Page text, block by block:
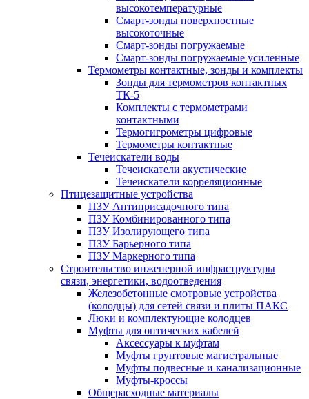
высокотемпературные
Смарт-зонды поверхностные
высокоточные
Смарт-зонды погружаемые
Смарт-зонды погружаемые усиленные
Термометры контактные, зонды и комплекты
Зонды для термометров контактных
ТК-5
Комплекты с термометрами
контактными
Термогигрометры цифровые
Термометры контактные
Течеискатели воды
Течеискатели акустические
Течеискатели корреляционные
Птицезащитные устройства
ПЗУ Антиприсадочного типа
ПЗУ Комбинированного типа
ПЗУ Изолирующего типа
ПЗУ Барьерного типа
ПЗУ Маркерного типа
Строительство инженерной инфраструктуры
связи, энергетики, водоотведения
Железобетонные смотровые устройства
(колодцы) для сетей связи и плиты ПАКС
Люки и комплектующие колодцев
Муфты для оптических кабелей
Аксессуары к муфтам
Муфты грунтовые магистральные
Муфты подвесные и канализационные
Муфты-кроссы
Общерасходные материалы